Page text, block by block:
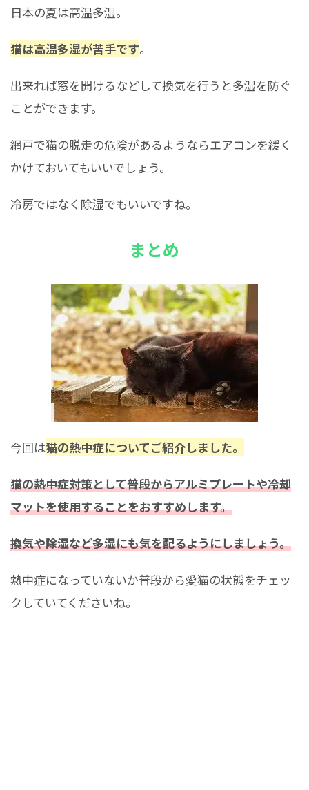
日本の夏は高温多湿。
猫は高温多湿が苦手です。
出来れば窓を開けるなどして換気を行うと多湿を防ぐ
ことができます。
網戸で猫の脱走の危険があるようならエアコンを緩く
かけておいてもいいでしょう。
冷房ではなく除湿でもいいですね。
まとめ
今回は猫の熱中症についてご紹介しました。
猫の熱中症対策として普段からアルミプレートや冷却
マットを使用することをおすすめします。
換気や除湿など多湿にも気を配るようにしましょう。
熱中症になっていないか普段から愛猫の状態をチェッ
クしていてくださいね。